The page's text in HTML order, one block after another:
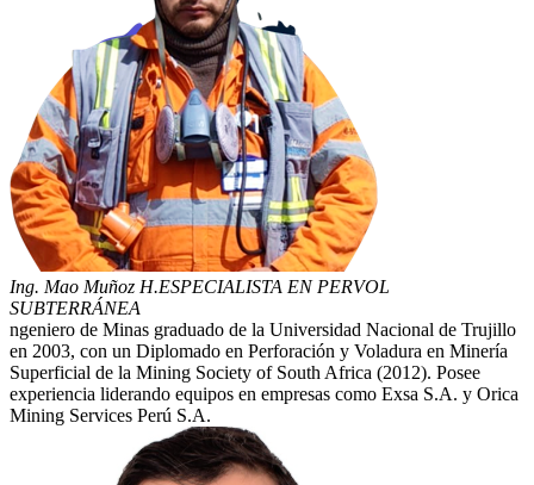
Ing. Mao Muñoz H.ESPECIALISTA EN PERVOL
SUBTERRÁNEA
ngeniero de Minas graduado de la Universidad Nacional de Trujillo
en 2003, con un Diplomado en Perforación y Voladura en Minería
Superficial de la Mining Society of South Africa (2012). Posee
experiencia liderando equipos en empresas como Exsa S.A. y Orica
Mining Services Perú S.A.